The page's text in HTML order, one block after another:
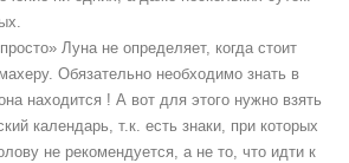
Луна не определяет, когда стоит
Обязательно необходимо знать в
находится ! А вот для этого нужно взять
календарь, т.к. есть знаки, при которых
не рекомендуется, а не то, что идти к